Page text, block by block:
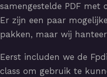
samengestelde PDF met
Er zijn een paar
pakken, maar wij
Eerst includen we de
class om gebruik te